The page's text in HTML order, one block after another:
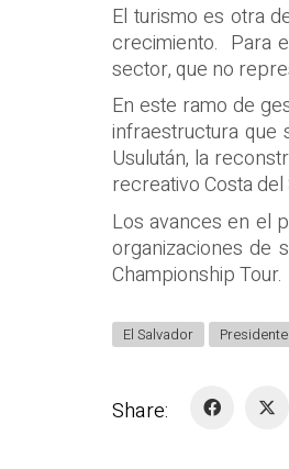
El turismo es otra
crecimiento. Para
sector, que no
En este ramo de
infraestructura que
Usulután, la
recreativo Costa
Los avances en el
organizaciones de
Championship Tour.
El Salvador
Share: